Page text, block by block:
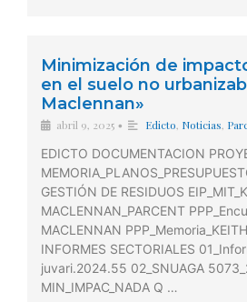
Minimización de
en el suelo no
Maclennan»
abril 9, 2025 • Edicto Noticias
EDICTO DOCUMENTACION
GESTIÓN DE RESIDUOS
MACLENNAN_PARCENT
MACLENNAN
INFORMES SECTORIALES
juvari.2024.55 02_SNUAGA
MIN_IMPAC_NADA Q …